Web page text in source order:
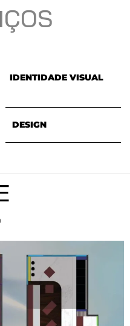
IDENTIDADE VISUAL
DESIGN